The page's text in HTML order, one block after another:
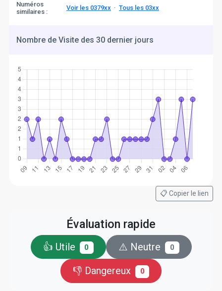
Numéros
similaires :
Voir les 0379xx· Tous les 03xx
Nombre de Visite des 30 dernier jours
📋 Copier le lien
Évaluation rapide
👍 Utile 0 ⚠️ Neutre 0
👎 Dangereux 0